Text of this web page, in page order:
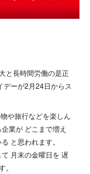
と長時間労働の是正
デーが2月24日からス
や旅行などを楽しん
業が どこまで増え
と思われます。
月末の金曜日を 遅